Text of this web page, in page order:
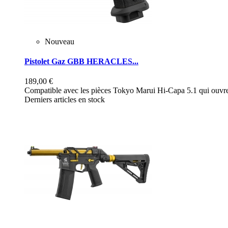
Nouveau
Pistolet Gaz GBB HERACLES...
189,00 €
Compatible avec les pièces Tokyo Marui Hi-Capa 5.1 qui
Derniers articles en stock